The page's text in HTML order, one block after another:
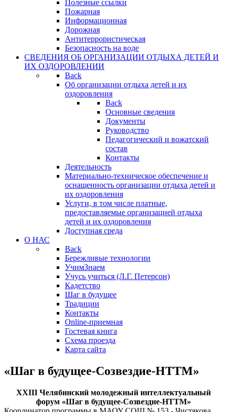
Полезные ссылки
Пожарная
Информационная
Дорожная
Антитеррористическая
Безопасность на воде
СВЕДЕНИЯ ОБ ОРГАНИЗАЦИИ ОТДЫХА ДЕТЕЙ И
ИХ ОЗДОРОВЛЕНИИ
Back
Об организации отдыха детей и их
оздоровления
Back
Основные сведения
Документы
Руководство
Педагогический и вожатский
состав
Контакты
Деятельность
Материально-техническое обеспечение и
оснащенность организации отдыха детей и
их оздоровления
Услуги, в том числе платные,
предоставляемые организацией отдыха
детей и их оздоровления
Доступная среда
О НАС
Back
Бережливые технологии
УчимЗнаем
Учусь учиться (Л.Г. Петерсон)
Кадетство
Шаг в будущее
Традиции
Контакты
Online-приемная
Гостевая книга
Схема проезда
Карта сайта
«Шаг в будущее-Созвездие-НТТМ»
XXIII Челябинский молодежный интеллектуальный
форум «Шаг в будущее-Созвездие-НТТМ»